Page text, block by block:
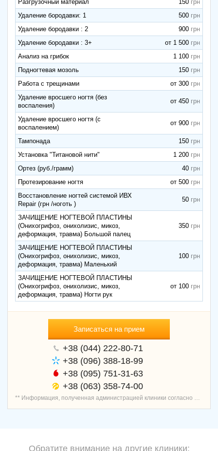
Разгрузочный материал
150
Удаление бородавки: 1
500
Удаление бородавки : 2
900
Удаление бородавки : 3+
от 1 500
Анализ на грибок
1 100
Подногтевая мозоль
150
Работа с трещинами
от 300
Удаление вросшего ногтя (без
воспаления)
от 450
Удаление вросшего ногтя (с
воспалением)
от 900
Тампонада
150
Установка "Титановой нити"
1 200
Ортез (руб./грамм)
40
Протезирование ногтя
от 500
Восстановление ногтей системой ИВХ
Repair (грн /ноготь )
50
ЗАЧИЩЕНИЕ НОГТЕВОЙ ПЛАСТИНЫ
(Онихогрифоз, онихолизис, микоз,
деформация, травма) Большой палец
350
ЗАЧИЩЕНИЕ НОГТЕВОЙ ПЛАСТИНЫ
(Онихогрифоз, онихолизис, микоз,
деформация, травма) Маленький
100
ЗАЧИЩЕНИЕ НОГТЕВОЙ ПЛАСТИНЫ
(Онихогрифоз, онихолизис, микоз,
деформация, травма) Ногти рук
от 100
Записаться на прием
+38 (044) 222-80-71
+38 (096) 388-18-99
+38 (095) 751-31-63
+38 (063) 358-74-00
Обратите внимание на другие клиники: